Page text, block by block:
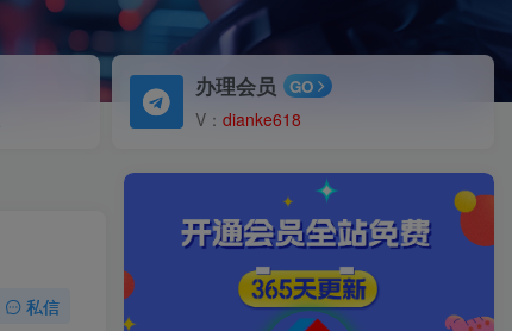
办理会员 GO
V： dianke618
私信